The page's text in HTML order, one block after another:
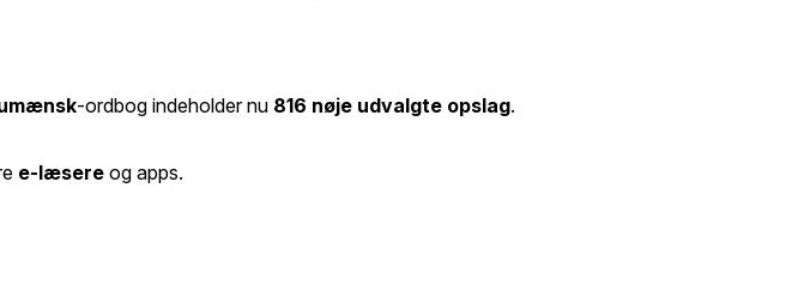
-ordbog indeholder nu 816 nøje udvalgte opslag.
e-læsere og apps.